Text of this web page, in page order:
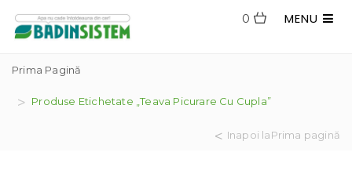
MENU
0
Prima Pagină
Produse Etichetate „teava Picurare Cu Cupla”
Inapoi laPrima pagină